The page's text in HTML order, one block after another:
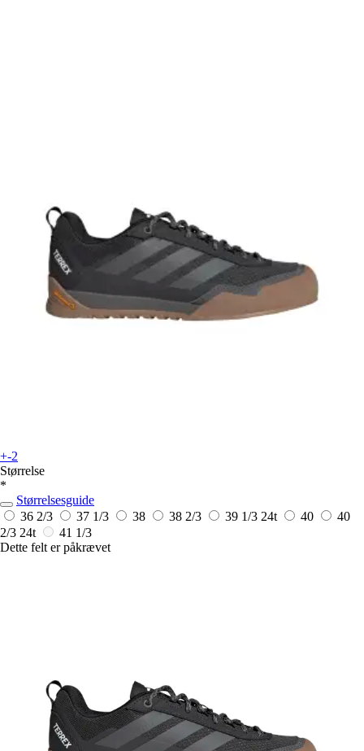
+-2
Størrelse
*
Størrelsesguide
36 2/3
37 1/3 38 38 2/3 39 1/3 24t 40
40
2/3 24t
41 1/3
Dette felt er påkrævet